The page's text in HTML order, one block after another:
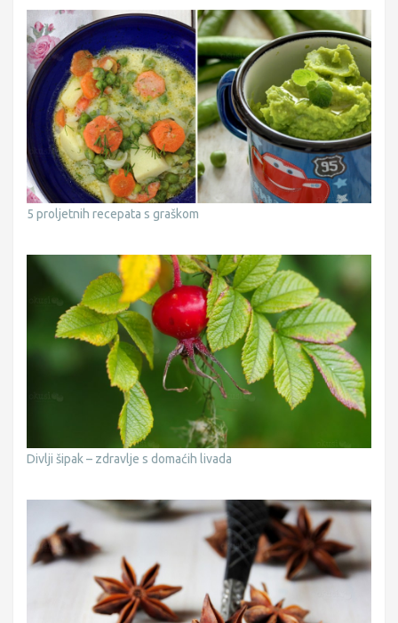
5 proljetnih recepata s graškom
Divlji šipak – zdravlje s domaćih livada